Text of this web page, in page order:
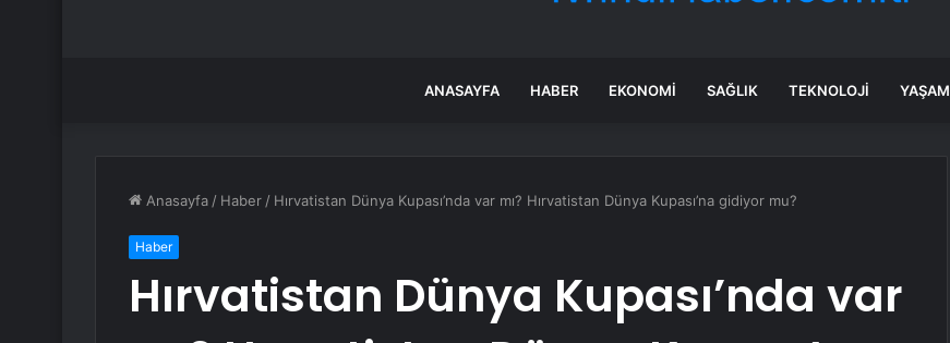
ANASAYFA HABER EKONOMI SAĞLIK TEKNOLOJI YAŞAM
Anasayfa / Haber / Hırvatistan Dünya Kupası’nda var mı? Hırvatistan Dünya Kupası’na gidiyor mu?
Haber
Hırvatistan Dünya Kupası’nda var